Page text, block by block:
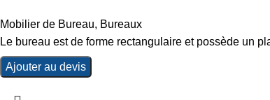
Mobilier de Bureau, Bureaux
Le bureau est de forme rectangulaire et possède un
Ajouter au devis